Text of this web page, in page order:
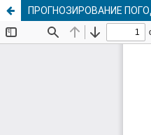
ПРОГНОЗИРОВАНИЕ